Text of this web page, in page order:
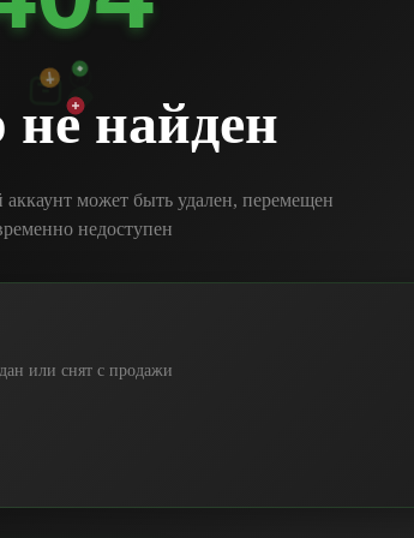
не найден
может быть удален, перемещен
недоступен
или снят с продажи